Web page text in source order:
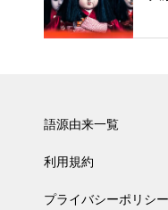
語源由来一覧
利用規約
プライバシーポリシー